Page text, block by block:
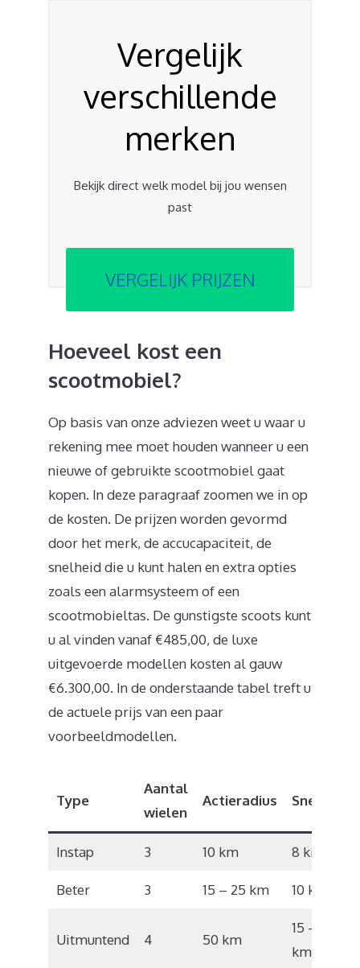
Vergelijk
verschillende
merken
Bekijk direct welk model bij jou wensen
past
VERGELIJK PRIJZEN
Hoeveel kost een
scootmobiel?
Op basis van onze adviezen weet u waar u
rekening mee moet houden wanneer u een
nieuwe of gebruikte scootmobiel gaat
kopen. In deze paragraaf zoomen we in op
de kosten. De prijzen worden gevormd
door het merk, de accucapaciteit, de
snelheid die u kunt halen en extra opties
zoals een alarmsysteem of een
scootmobieltas. De gunstigste scoots kunt
u al vinden vanaf €485,00, de luxe
uitgevoerde modellen kosten al gauw
€6.300,00. In de onderstaande tabel treft u
de actuele prijs van een paar
voorbeeldmodellen.
Type
Aantal
wielen
Actieradius Snelheid
Instap 3 10 km 8 km/u
Beter 3 15 – 25 km 10 km/u
Uitmuntend 4 50 km
15 – 17
km/u